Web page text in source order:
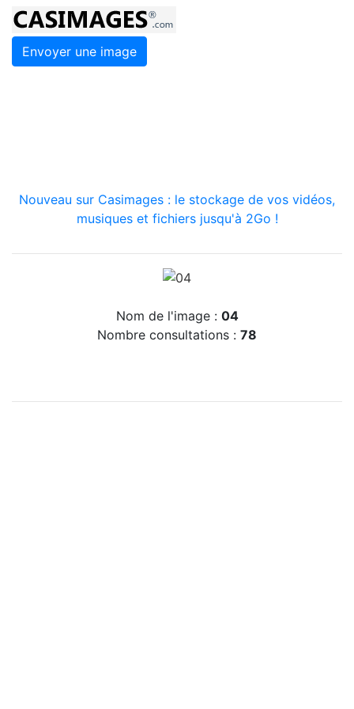
Envoyer une image
Nouveau sur Casimages : le stockage de vos vidéos,
musiques et fichiers jusqu'à 2Go !
Nom de l'image : 04
Nombre consultations : 78